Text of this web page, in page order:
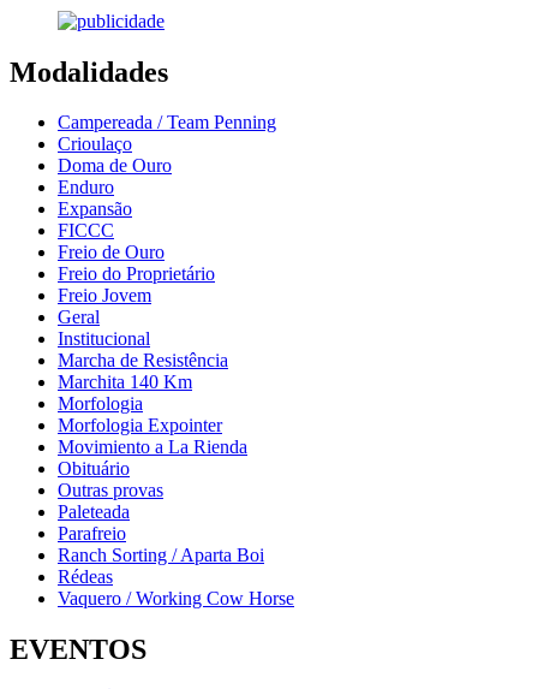
Modalidades
Campereada / Team Penning
Crioulaço
Doma de Ouro
Enduro
Expansão
FICCC
Freio de Ouro
Freio do Proprietário
Freio Jovem
Geral
Institucional
Marcha de Resistência
Marchita 140 Km
Morfologia
Morfologia Expointer
Movimiento a La Rienda
Obituário
Outras provas
Paleteada
Parafreio
Ranch Sorting / Aparta Boi
Rédeas
Vaquero / Working Cow Horse
EVENTOS